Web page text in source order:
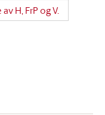
H, FrP og V.